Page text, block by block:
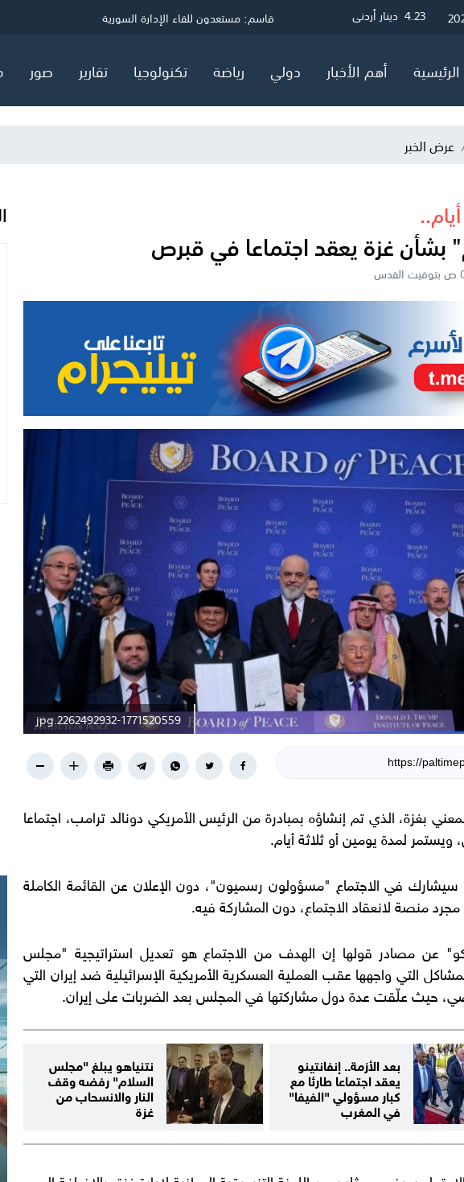
3 دولار أمريكي4.05 جنيه إسترليني 4.23 دينار أردني توضيح مهم صادر عن هيئة البترول في قطاع غزة
السعودية وتركيا وباكستان توقع اتفاق "دفاع مشترك"
قاسم: مستعدون للقاء الإدارة السورية
الرئيسية أهم الأخبار دولي رياضة تكنولوجيا تقارير صور
عرض الخبر
غزة يعقد اجتماعا في قبرص
2262492932-1771520559.jpg
بغزة، الذي تم إنشاؤه بمبادرة من الرئيس الأمريكي دونالد ترامب، اجتماعا
في الاجتماع "مسؤولون رسميون"، دون الإعلان عن القائمة الكاملة
منصة لانعقاد الاجتماع، دون المشاركة فيه.
عن مصادر قولها إن الهدف من الاجتماع هو تعديل استراتيجية "مجلس
التي واجهها عقب العملية العسكرية الأمريكية الإسرائيلية ضد إيران التي
بعد الأزمة.. إنفانتينو
يعقد اجتماعا طارئا مع
كبار مسؤولي "الفيفا"
في المغرب
نتنياهو يبلغ "مجلس
السلام" رفضه وقف
النار والانسحاب من
غزة